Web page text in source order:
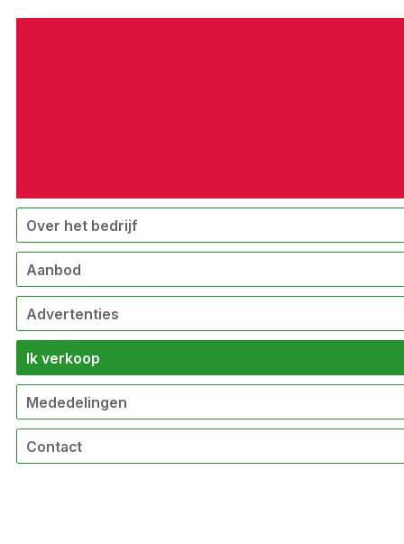
Over het bedrijf
Aanbod
Advertenties
Ik verkoop
Mededelingen
Contact